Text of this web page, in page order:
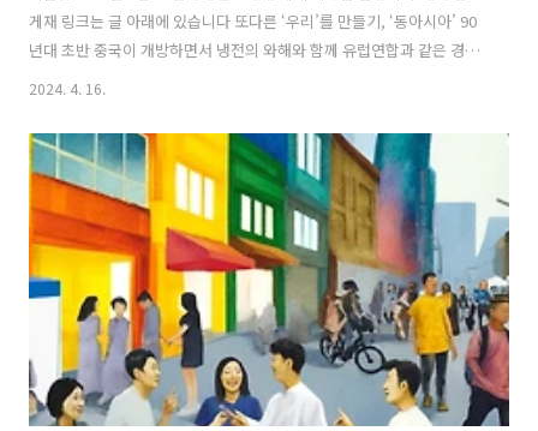
게재 링크는 글 아래에 있습니다 또다른 ‘우리’를 만들기, ‘동아시아’ 90
년대 초반 중국이 개방하면서 냉전의 와해와 함께 유럽연합과 같은 경제
블록의 가능성 등을 이야기하는 ‘동아시아’ 담론이 활발히 논의 되었다.
꿔가며 교류를 약속했고 ‘동아시아문화도시’라는 타이틀로 지금까지 진
행하고 있다. 지난 3월 나는 전주문화재단으로부터 ‘동아시아문화도시’
한중일 교류전시 기획을 제안 받고 7월 14일 전시를 오픈했다. 전시의 미
션은 한국 전주, 중국 청두와 메이저우시, 일본의 시즈오카현 작가들을
섭외하여 전시를 여는 것이었다. 나는 중국 작가들을 섭외하고 담당하는
..
2024. 4. 16.